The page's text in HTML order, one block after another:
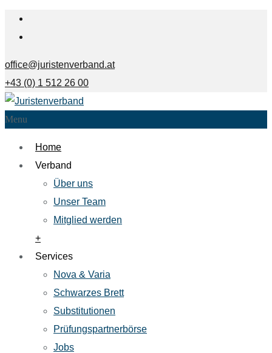
office@juristenverband.at
+43 (0) 1 512 26 00
Menu
Home
Verband
Über uns
Unser Team
Mitglied werden
+
Services
Nova & Varia
Schwarzes Brett
Substitutionen
Prüfungspartnerbörse
Jobs